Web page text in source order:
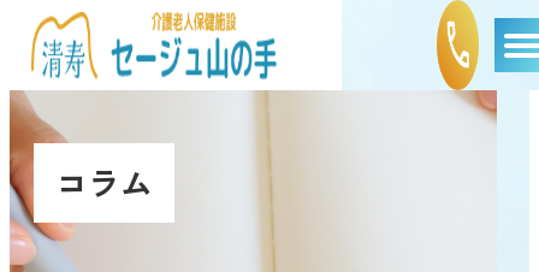
コラム